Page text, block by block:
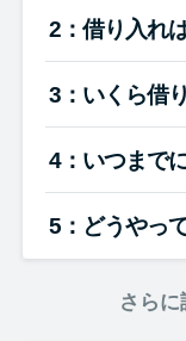
2：借り入れ
3：いくら借
4：いつまで
5：どうやっ
さら